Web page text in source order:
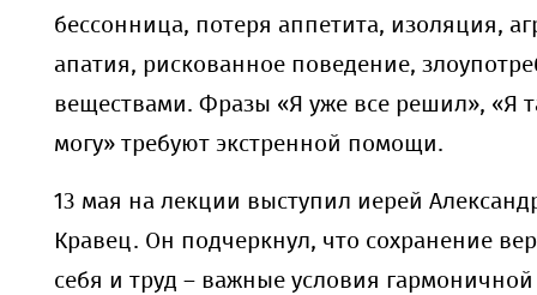
бессонница, потеря аппетита, изоляция,
апатия, рискованное поведение,
веществами. Фразы «Я уже все решил», «Я
могу» требуют экстренной помощи.
13 мая на лекции выступил иерей
Кравец. Он подчеркнул, что сохранение
себя и труд – важные условия